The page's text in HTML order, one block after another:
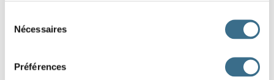
Nécessaires
Préférences
planète, mais encore lorsqu'ils donnent des
Il n'y a pas de loi les Schtroumpfs, juste des